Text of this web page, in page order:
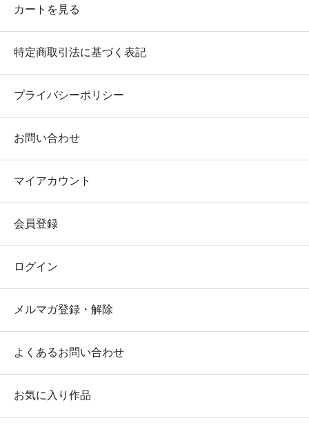
カートを見る
特定商取引法に基づく表記
プライバシーポリシー
お問い合わせ
マイアカウント
会員登録
ログイン
メルマガ登録・解除
よくあるお問い合わせ
お気に入り作品